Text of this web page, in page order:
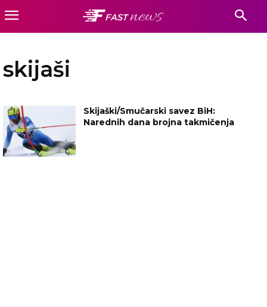
skijaši
Skijaški/Smučarski savez BiH:
Narednih dana brojna takmičenja